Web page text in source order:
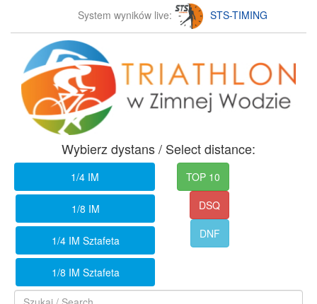
System wyników live: STS-TIMING
Wybierz dystans / Select distance:
1/4 IM
1/8 IM
1/4 IM Sztafeta
1/8 IM Sztafeta
TOP 10
DSQ
DNF